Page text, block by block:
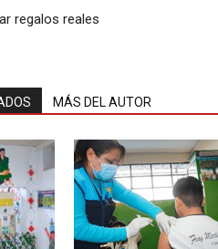
regalos reales
MÁS DEL AUTOR